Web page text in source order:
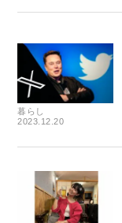
暮らし
2023.12.20